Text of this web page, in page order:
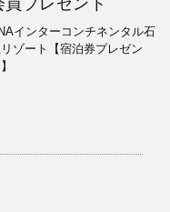
インターコンチネンタル石
ゾート【宿泊券プレゼン